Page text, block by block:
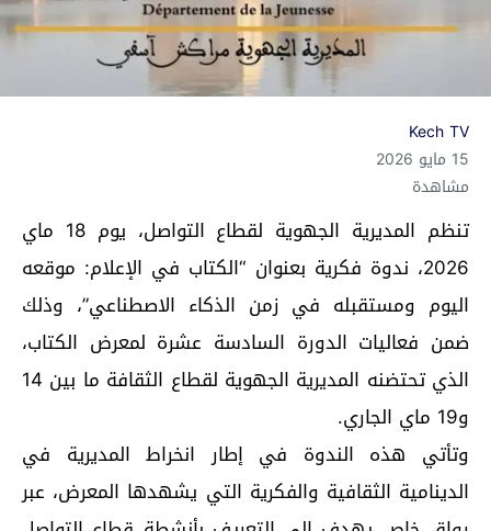
Kech TV
15 مايو 2026
مشاهدة
تنظم المديرية الجهوية لقطاع التواصل، يوم 18 ماي
2026، ندوة فكرية بعنوان “الكتاب في الإعلام: موقعه
اليوم ومستقبله في زمن الذكاء الاصطناعي”، وذلك
ضمن فعاليات الدورة السادسة عشرة لمعرض الكتاب،
الذي تحتضنه المديرية الجهوية لقطاع الثقافة ما بين 14
و19 ماي الجاري.
وتأتي هذه الندوة في إطار انخراط المديرية في
الدينامية الثقافية والفكرية التي يشهدها المعرض، عبر